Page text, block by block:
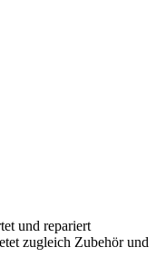
und repariert
zugleich Zubehör und